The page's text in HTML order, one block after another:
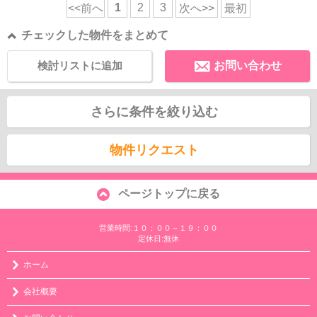
<<前へ 1 2 3 次へ>> 最初
チェックした物件をまとめて
お問い合わせ
検討リストに追加
さらに条件を絞り込む
物件リクエスト
ページトップに戻る
営業時間:１０：００～１９：００
定休日:無休
ホーム
会社概要